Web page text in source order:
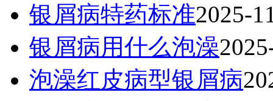
银屑病特药标准2025-
银屑病用什么泡澡
泡澡红皮病型银屑病